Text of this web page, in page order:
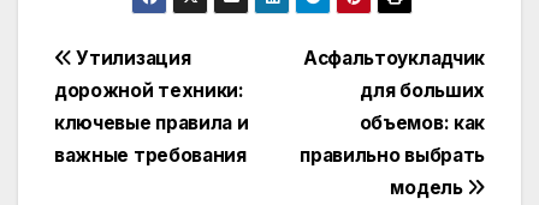
Навигация
по
записям
Асфальтоукладчик
для больших
объемов: как
правильно выбрать
модель
Утилизация
дорожной техники:
ключевые правила и
важные требования